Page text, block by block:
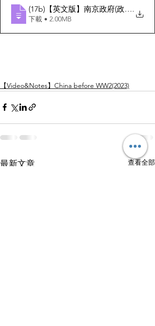
(17b)【英文版】南京政府(政治司法外
.
下載 • 2.00MB
【Video&Notes】China before WW2(2023)
最新文章 查看全部